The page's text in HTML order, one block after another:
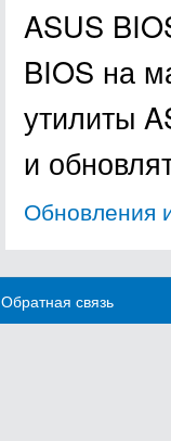
ASUS
BIOS на
утилиты
и
Обновления
Обратная связь